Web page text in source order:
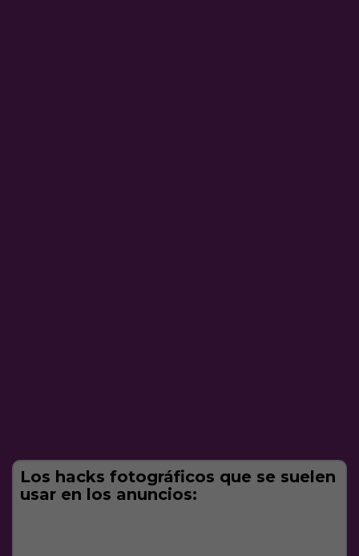
Los hacks fotográficos que se suelen
usar en los anuncios: